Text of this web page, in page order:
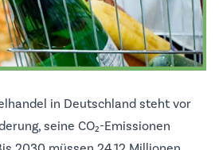
in Deutschland steht vor
seine CO₂-Emissionen